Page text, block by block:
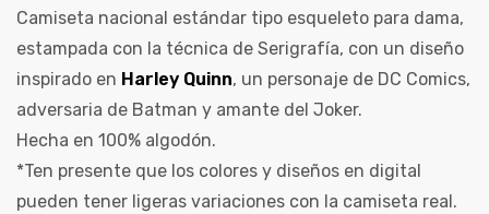
Camiseta nacional estándar tipo esqueleto para dama,
estampada con la técnica de Serigrafía, con un diseño
inspirado en Harley Quinn, un personaje de DC Comics,
adversaria de Batman y amante del Joker.
Hecha en 100% algodón.
*Ten presente que los colores y diseños en digital
pueden tener ligeras variaciones con la camiseta real.